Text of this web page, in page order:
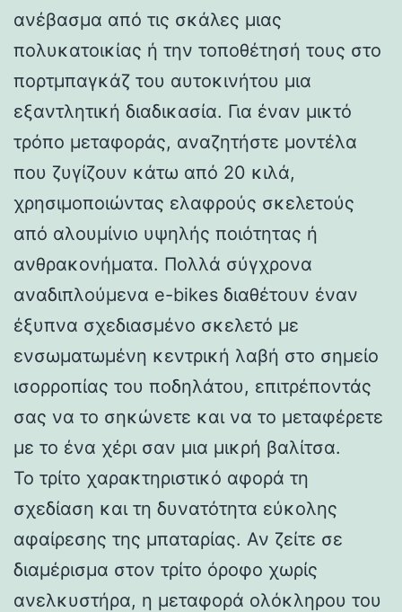
ανέβασμα από τις σκάλες μιας
πολυκατοικίας ή την τοποθέτησή τους στο
πορτμπαγκάζ του αυτοκινήτου μια
εξαντλητική διαδικασία. Για έναν μικτό
τρόπο μεταφοράς, αναζητήστε μοντέλα
που ζυγίζουν κάτω από 20 κιλά,
χρησιμοποιώντας ελαφρούς σκελετούς
από αλουμίνιο υψηλής ποιότητας ή
ανθρακονήματα. Πολλά σύγχρονα
αναδιπλούμενα e-bikes διαθέτουν έναν
έξυπνα σχεδιασμένο σκελετό με
ενσωματωμένη κεντρική λαβή στο σημείο
ισορροπίας του ποδηλάτου, επιτρέποντάς
σας να το σηκώνετε και να το μεταφέρετε
με το ένα χέρι σαν μια μικρή βαλίτσα.
Το τρίτο χαρακτηριστικό αφορά τη
σχεδίαση και τη δυνατότητα εύκολης
αφαίρεσης της μπαταρίας. Αν ζείτε σε
διαμέρισμα στον τρίτο όροφο χωρίς
ανελκυστήρα, η μεταφορά ολόκληρου του